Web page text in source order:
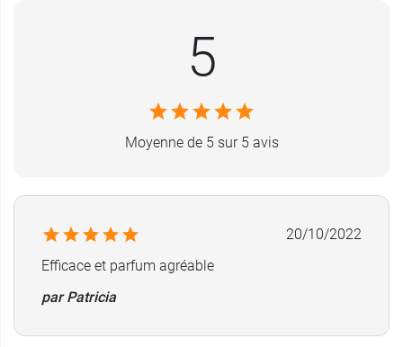
5
Moyenne de 5 sur 5 avis
20/10/2022
Efficace et parfum agréable
par Patricia